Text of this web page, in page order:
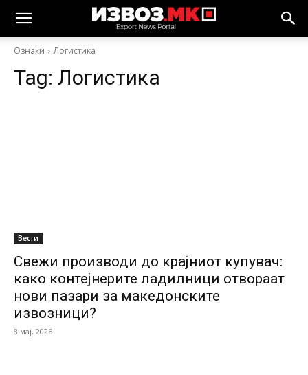
Ознаки Логистика
Tag: Логистика
Вести
Свежи производи до крајниот купувач:
како контејнерите ладилници отвораат
нови пазари за македонските
извозници?
8 мај, 2026